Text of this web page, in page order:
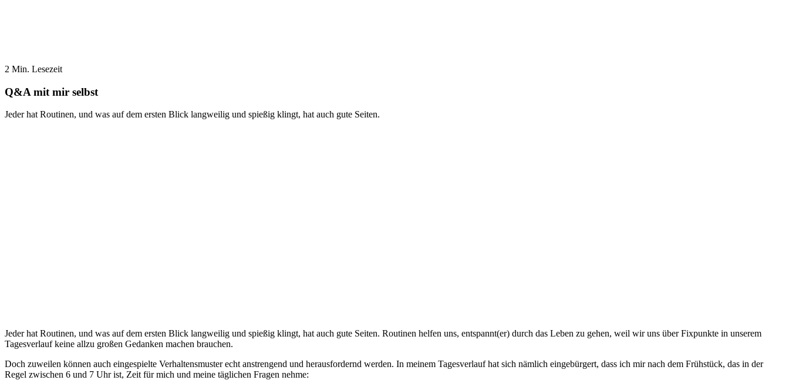
2 Min. Lesezeit
Q&A mit mir selbst
Jeder hat Routinen, und was auf dem ersten Blick langweilig und spießig klingt, hat auch gute Seiten.
Jeder hat Routinen, und was auf dem ersten Blick langweilig und spießig klingt, hat auch gute Seiten. Routinen helfen uns, entspannt(er) durch das Leben zu gehen, weil wir uns über Fixpunkte in unserem
Tagesverlauf keine allzu großen Gedanken machen brauchen.
Doch zuweilen können auch eingespielte Verhaltensmuster echt anstrengend und herausfordernd werden. In meinem Tagesverlauf hat sich nämlich eingebürgert, dass ich mir nach dem Frühstück, das in der
Regel zwischen 6 und 7 Uhr ist, Zeit für mich und meine täglichen Fragen nehme: